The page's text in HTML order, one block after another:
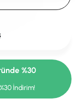
%30
İndirim!